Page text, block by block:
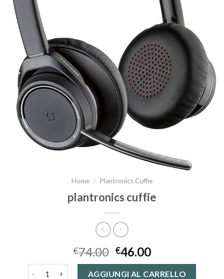
Home / Plantronics Cuffie
plantronics cuffie
€74.00 €46.00
AGGIUNGI AL CARRELLO